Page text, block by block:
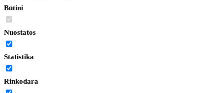
Būtini
Nuostatos
Statistika
Rinkodara